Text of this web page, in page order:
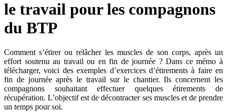
le travail pour les compagnons
du BTP
Comment s’étirer ou relâcher les muscles de son corps, après un
effort soutenu au travail ou en fin de journée ? Dans ce mémo à
télécharger, voici des exemples d’exercices d’étirements à faire en
fin de journée après le travail sur le chantier. Ils concernent les
compagnons souhaitant effectuer quelques étirements de
récupération. L’objectif est de décontracter ses muscles et de prendre
un temps pour soi.